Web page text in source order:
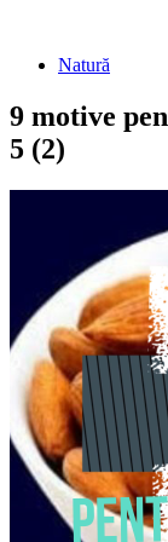
Natură
9 motive
5 (2)